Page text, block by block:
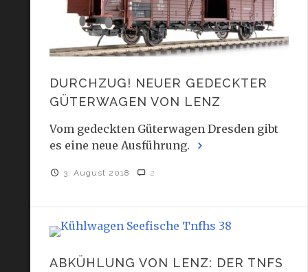
DURCHZUG! NEUER GEDECKTER
GÜTERWAGEN VON LENZ
Vom gedeckten Güterwagen Dresden gibt
es eine neue Ausführung.
3. August 2018 2
ABKÜHLUNG VON LENZ: DER TNFS